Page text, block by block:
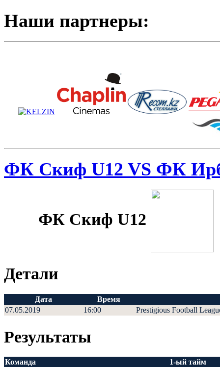
Наши партнеры:
ФК Скиф U12 VS ФК
ФК Скиф U12
Детали
Дата
Время
07.05.2019
16:00 Prestigious Football
Результаты
Команда
1-ый тайм